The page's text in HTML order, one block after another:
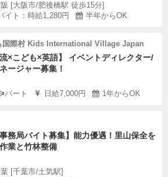
[大阪市/肥後橋駅 徒歩15分]
イト：時給1,280円 半年からOK
国際村 Kids International Village Japan
流×こども×英語】 イベントディレクター/
ージャー募集！
パート 日給7,000円 1年からOK
事務局バイト募集】能力優遇！里山保全を
業と竹林整備
[千葉市/土気駅]